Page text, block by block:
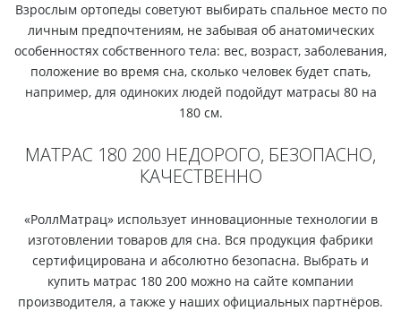
Взрослым ортопеды советуют выбирать спальное место по
личным предпочтениям, не забывая об анатомических
особенностях собственного тела: вес, возраст, заболевания,
положение во время сна, сколько человек будет спать,
например, для одиноких людей подойдут матрасы 80 на
180 см.
МАТРАС 180 200 НЕДОРОГО, БЕЗОПАСНО,
КАЧЕСТВЕННО
«РоллМатрац» использует инновационные технологии в
изготовлении товаров для сна. Вся продукция фабрики
сертифицирована и абсолютно безопасна. Выбрать и
купить матрас 180 200 можно на сайте компании
производителя, а также у наших официальных партнёров.